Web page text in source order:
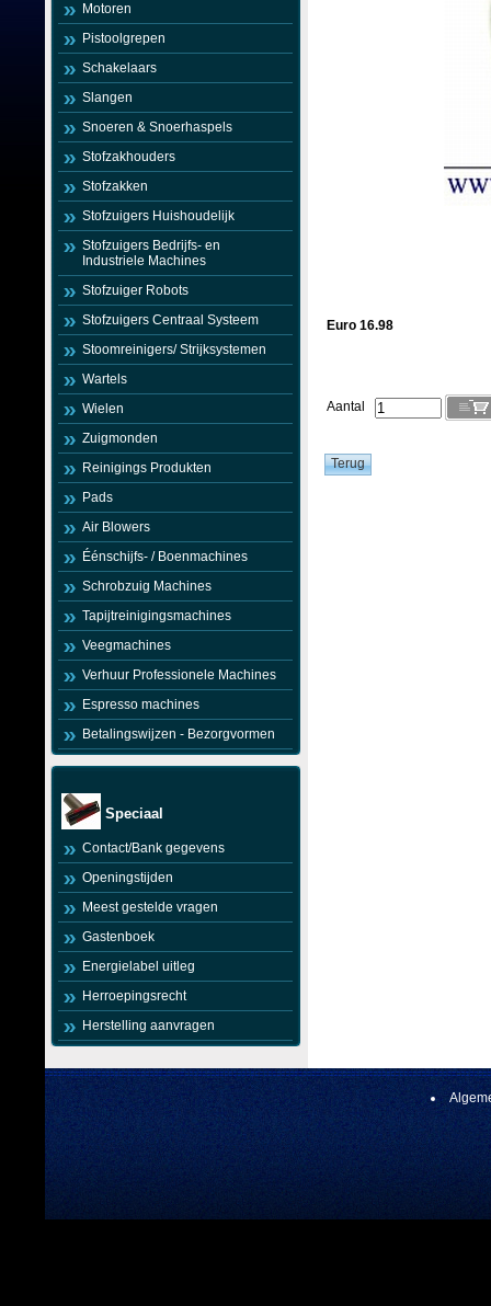
Motoren
Pistoolgrepen
Schakelaars
Slangen
Snoeren & Snoerhaspels
Stofzakhouders
Stofzakken
Stofzuigers Huishoudelijk
Stofzuigers Bedrijfs- en
Industriele Machines
Stofzuiger Robots
Stofzuigers Centraal Systeem
Stoomreinigers/ Strijksystemen
Wartels
Wielen
Zuigmonden
Reinigings Produkten
Pads
Air Blowers
Éénschijfs- / Boenmachines
Schrobzuig Machines
Tapijtreinigingsmachines
Veegmachines
Verhuur Professionele Machines
Espresso machines
Betalingswijzen - Bezorgvormen
Speciaal
Contact/Bank gegevens
Openingstijden
Meest gestelde vragen
Gastenboek
Energielabel uitleg
Herroepingsrecht
Herstelling aanvragen
Euro 16.98
Aantal